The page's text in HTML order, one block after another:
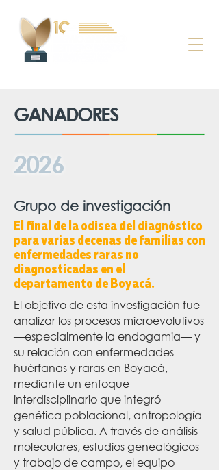
GANADORES
2026
Grupo de investigación
El final de la odisea del diagnóstico
para varias decenas de familias con
enfermedades raras no
diagnosticadas en el
departamento de Boyacá.
El objetivo de esta investigación fue
analizar los procesos microevolutivos
—especialmente la endogamia— y
su relación con enfermedades
huérfanas y raras en Boyacá,
mediante un enfoque
interdisciplinario que integró
genética poblacional, antropología
y salud pública. A través de análisis
moleculares, estudios genealógicos
y trabajo de campo, el equipo